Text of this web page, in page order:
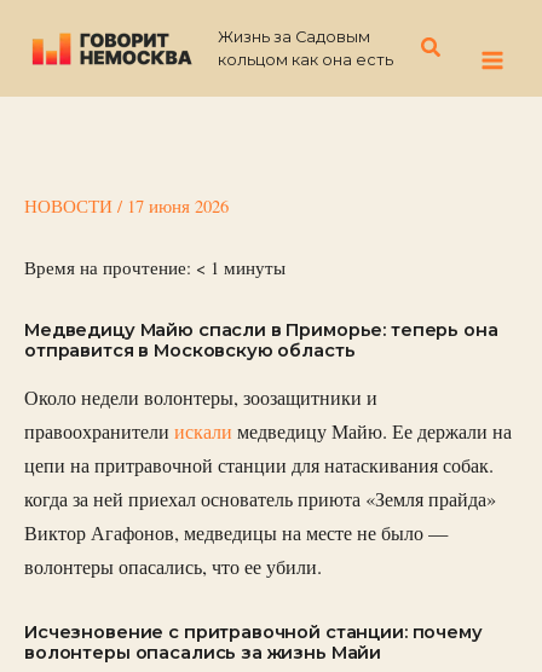
содержимому
Жизнь за Садовым
кольцом как она есть
Поиск
НОВОСТИ / 17 июня 2026
Время на прочтение: < 1 минуты
Медведицу Майю спасли в Приморье: теперь она
отправится в Московскую область
Около недели волонтеры, зоозащитники и
правоохранители искали медведицу Майю. Ее держали на
цепи на притравочной станции для натаскивания собак.
когда за ней приехал основатель приюта «Земля прайда»
Виктор Агафонов, медведицы на месте не было —
волонтеры опасались, что ее убили.
Исчезновение с притравочной станции: почему
волонтеры опасались за жизнь Майи